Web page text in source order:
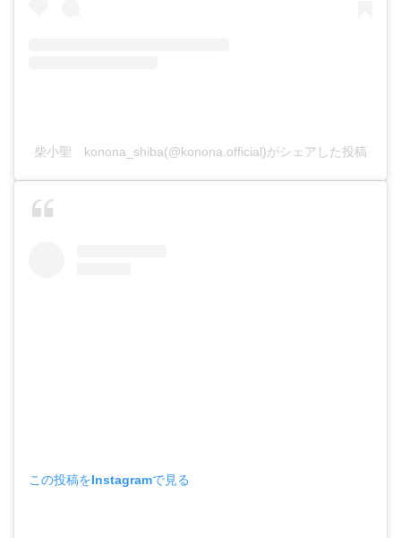
柴小聖 konona_shiba(@konona.official)がシェアした投稿
この投稿をInstagramで見る